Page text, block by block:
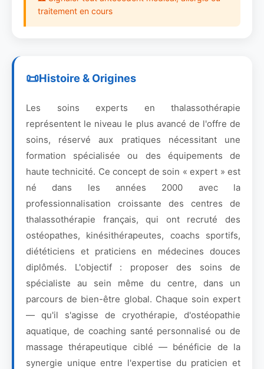
traitement en cours
Histoire & Origines
Les soins experts en thalassothérapie
représentent le niveau le plus avancé de l'offre de
soins, réservé aux pratiques nécessitant une
formation spécialisée ou des équipements de
haute technicité. Ce concept de soin « expert » est
né dans les années 2000 avec la
professionnalisation croissante des centres de
thalassothérapie français, qui ont recruté des
ostéopathes, kinésithérapeutes, coachs sportifs,
diététiciens et praticiens en médecines douces
diplômés. L'objectif : proposer des soins de
spécialiste au sein même du centre, dans un
parcours de bien-être global. Chaque soin expert
— qu'il s'agisse de cryothérapie, d'ostéopathie
aquatique, de coaching santé personnalisé ou de
massage thérapeutique ciblé — bénéficie de la
synergie unique entre l'expertise du praticien et